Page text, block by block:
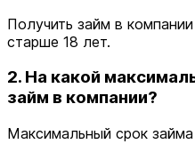
Получить займ в
старше 18 лет.
2. На какой
займ в компании?
Максимальный срок